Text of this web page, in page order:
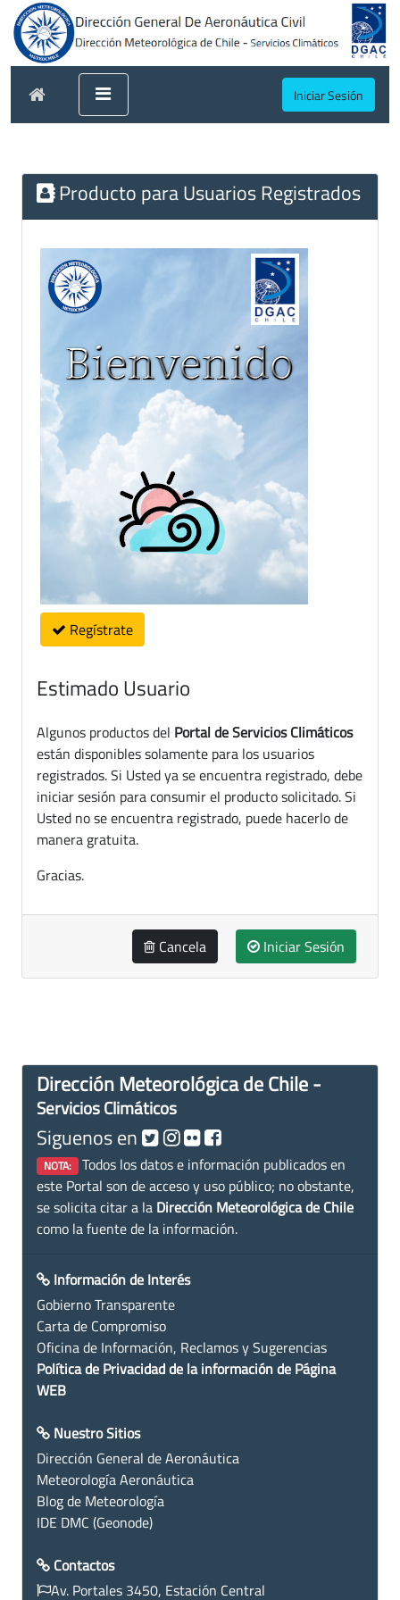
Iniciar Sesión
Producto para Usuarios Registrados
Regístrate
Estimado Usuario
Algunos productos del Portal de Servicios Climáticos
están disponibles solamente para los usuarios
registrados. Si Usted ya se encuentra registrado, debe
iniciar sesión para consumir el producto solicitado. Si
Usted no se encuentra registrado, puede hacerlo de
manera gratuita.
Gracias.
Cancela Iniciar Sesión
Dirección Meteorológica de Chile -
Servicios Climáticos
Siguenos en
NOTA: Todos los datos e información publicados en
este Portal son de acceso y uso público; no obstante,
se solicita citar a la Dirección Meteorológica de Chile
como la fuente de la información.
Información de Interés
Gobierno Transparente
Carta de Compromiso
Oficina de Información, Reclamos y Sugerencias
Política de Privacidad de la información de Página
WEB
Nuestro Sitios
Dirección General de Aeronáutica
Meteorología Aeronáutica
Blog de Meteorología
IDE DMC (Geonode)
Contactos
Av. Portales 3450, Estación Central